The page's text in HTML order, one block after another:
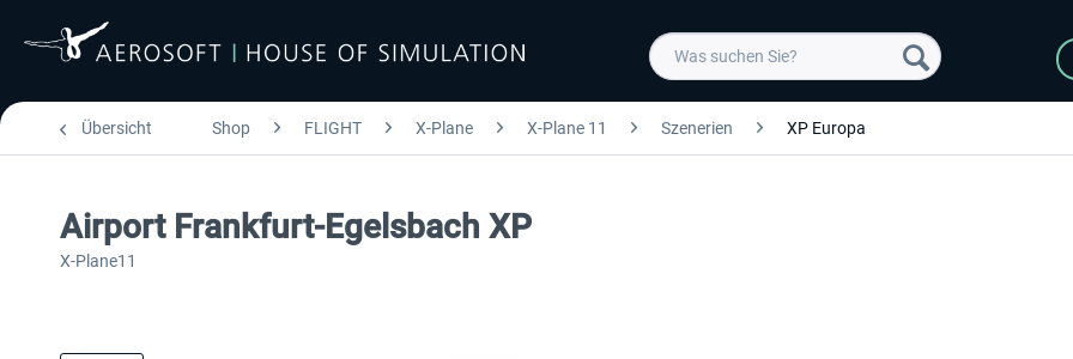
Übersicht Shop FLIGHT X-Plane X-Plane 11 Szenerien XP Europa
Airport Frankfurt-Egelsbach XP
X-Plane11